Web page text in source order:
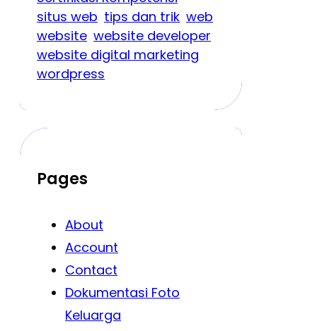
situs web tips dan trik web
website website developer
website digital marketing
wordpress
Pages
About
Account
Contact
Dokumentasi Foto
Keluarga